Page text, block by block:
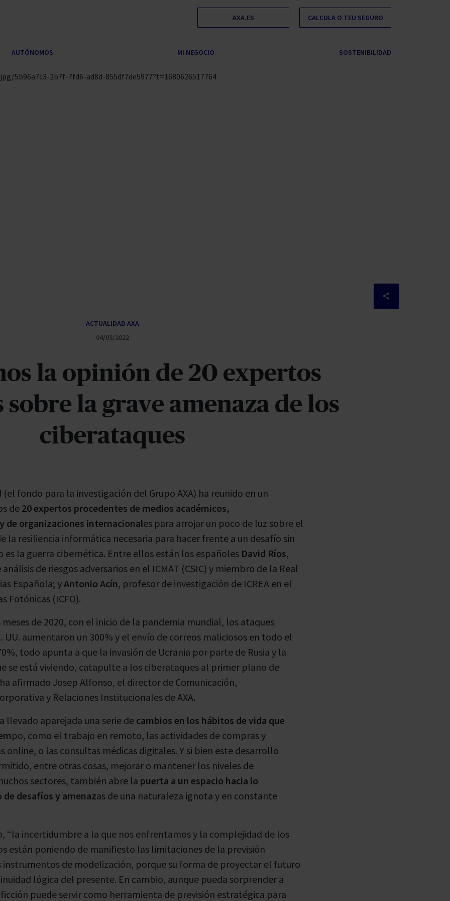
AXA.ES CALCULA O TEU SEGURO
AUTÓNOMOS MI NEGOCIO SOSTENIBILIDAD
Implantar redes
ACTUALIDAD AXA
04/03/2022
la opinión de 20 expertos
la grave amenaza de los
ciberataques
(el fondo para la investigación del Grupo AXA) ha reunido en un
de 20 expertos procedentes de medios académicos,
de organizaciones internacionales para arrojar un poco de luz sobre el
la resiliencia informática necesaria para hacer frente a un desafío sin
es la guerra cibernética. Entre ellos están los españoles David Ríos,
de riesgos adversarios en el ICMAT (CSIC) y miembro de la Real
Española; yAntonio Acín, profesor de investigación de ICREA en el
Fotónicas (ICFO).
de 2020, con el inicio de la pandemia mundial, los ataques
UU. aumentaron un 300% y el envío de correos maliciosos en todo el
todo apunta a que la invasión de Ucrania por parte de Rusia y la
se está viviendo, catapulte a los ciberataques al primer plano de
afirmado Josep Alfonso, el director de Comunicación,
y Relaciones Institucionales de AXA.
llevado aparejada una serie de cambios en los hábitos de vida que
po, como el trabajo en remoto, las actividades de compras y
online, o las consultas médicas digitales. Y si bien este desarrollo
entre otras cosas, mejorar o mantener los niveles de
sectores, también abre la puerta a un espacio hacia lo
desafíos y amenazas de una naturaleza ignota y en constante
“la incertidumbre a la que nos enfrentamos y la complejidad de los
están poniendo de manifiesto las limitaciones de la previsión
instrumentos de modelización, porque su forma de proyectar el futuro
lógica del presente. En cambio, aunque pueda sorprender a
puede servir como herramienta de previsión estratégica para